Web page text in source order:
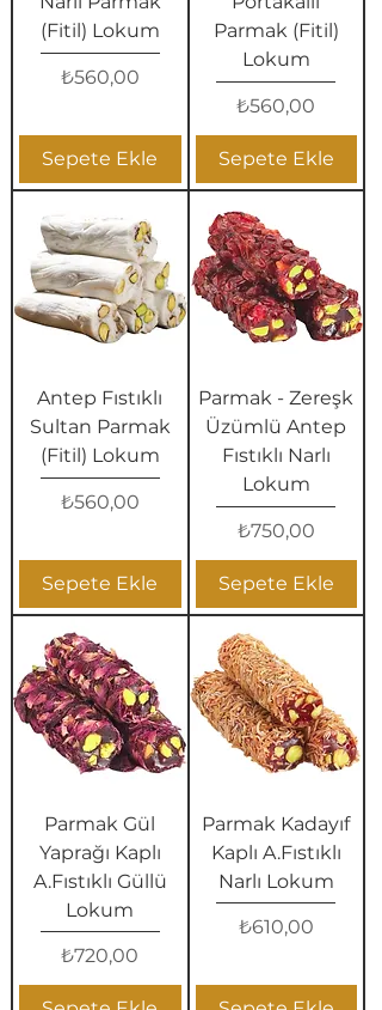
(Fitil) Lokum
Fiyat
₺560,00
Sepete Ekle
Parmak (Fitil)
Lokum
Fiyat
₺560,00
Sepete Ekle
Antep Fıstıklı
Sultan Parmak
(Fitil) Lokum
Fiyat
₺560,00
Sepete Ekle
Parmak - Zereşk
Üzümlü Antep
Fıstıklı Narlı
Lokum
Fiyat
₺750,00
Sepete Ekle
Parmak Gül
Yaprağı Kaplı
A.Fıstıklı Güllü
Lokum
Fiyat
₺720,00
Parmak Kadayıf
Kaplı A.Fıstıklı
Narlı Lokum
Fiyat
₺610,00